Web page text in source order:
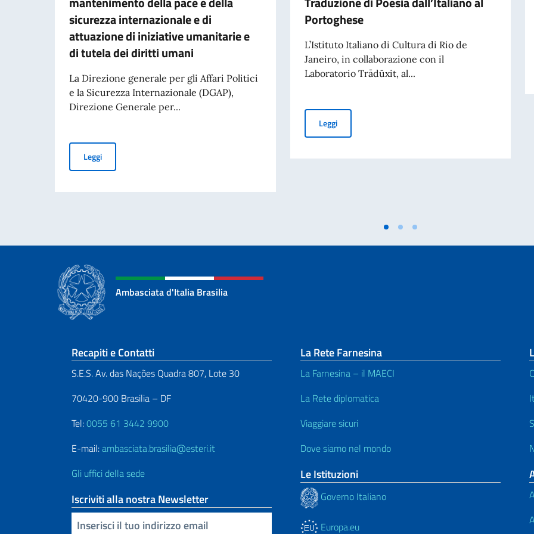
sicurezza internazionale e di
attuazione di iniziative umanitarie e
di tutela dei diritti umani
La Direzione generale per gli Affari Politici
e la Sicurezza Internazionale (DGAP),
Direzione Generale per...
LeggiAvviso di pubblicità per contributi a soggetti privati per finalità di mantenimento della pace e della sicurezza
Portoghese
L’Istituto Italiano di Cultura di Rio de
Janeiro, in collaborazione con il
Laboratorio Trādūxit, al...
LeggiTerza edizione di ‘M’Illumino / D’Immenso’, Premio
Ambasciata d'Italia Brasilia
Sezione footer
Recapiti e Contatti
S.E.S. Av. das Nações Quadra 807, Lote 30
70420-900 Brasilia – DF
Tel:0055 61 3442 9900
E-mail:ambasciata.brasilia@esteri.it
Gli uffici della sede
Iscriviti alla nostra Newsletter
Inserisci la tua email
La Rete Farnesina
La Farnesina – il MAECI
La Rete diplomatica
Viaggiare sicuri
Dove siamo nel mondo
Le Istituzioni
Governo Italiano
Europa.eu